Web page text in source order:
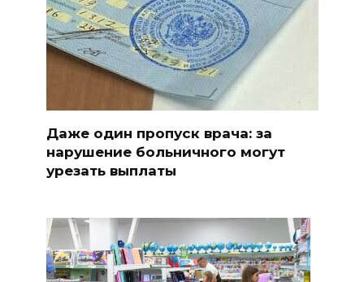
Даже один пропуск врача: за
нарушение больничного могут
урезать выплаты